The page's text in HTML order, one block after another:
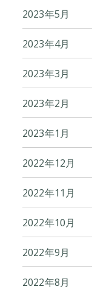
2023年5月
2023年4月
2023年3月
2023年2月
2023年1月
2022年12月
2022年11月
2022年10月
2022年9月
2022年8月